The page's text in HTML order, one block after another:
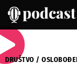
DRUŠTVO /